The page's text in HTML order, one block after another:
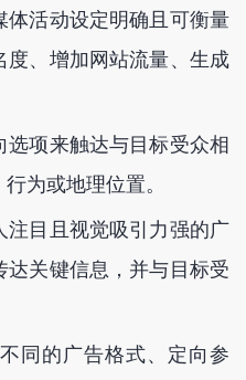
体活动设定明确且可衡量
、增加网站流量、生成
选项来触达与目标受众相
为或地理位置。
注目且视觉吸引力强的广
关键信息，并与目标受
同的广告格式、定向参